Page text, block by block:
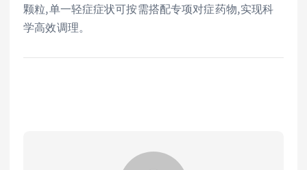
颗粒,单一轻症症状可按需搭配专项对症药物,实现科
学高效调理。